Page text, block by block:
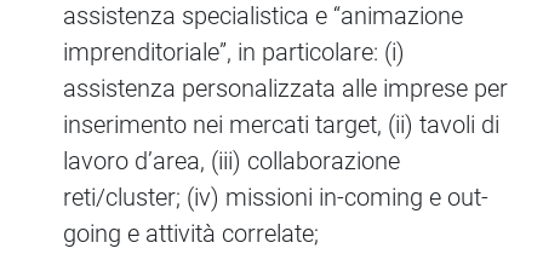
assistenza specialistica e “animazione
imprenditoriale”, in particolare: (i)
assistenza personalizzata alle imprese per
inserimento nei mercati target, (ii) tavoli di
lavoro d’area, (iii) collaborazione
reti/cluster; (iv) missioni in-coming e out-
going e attività correlate;